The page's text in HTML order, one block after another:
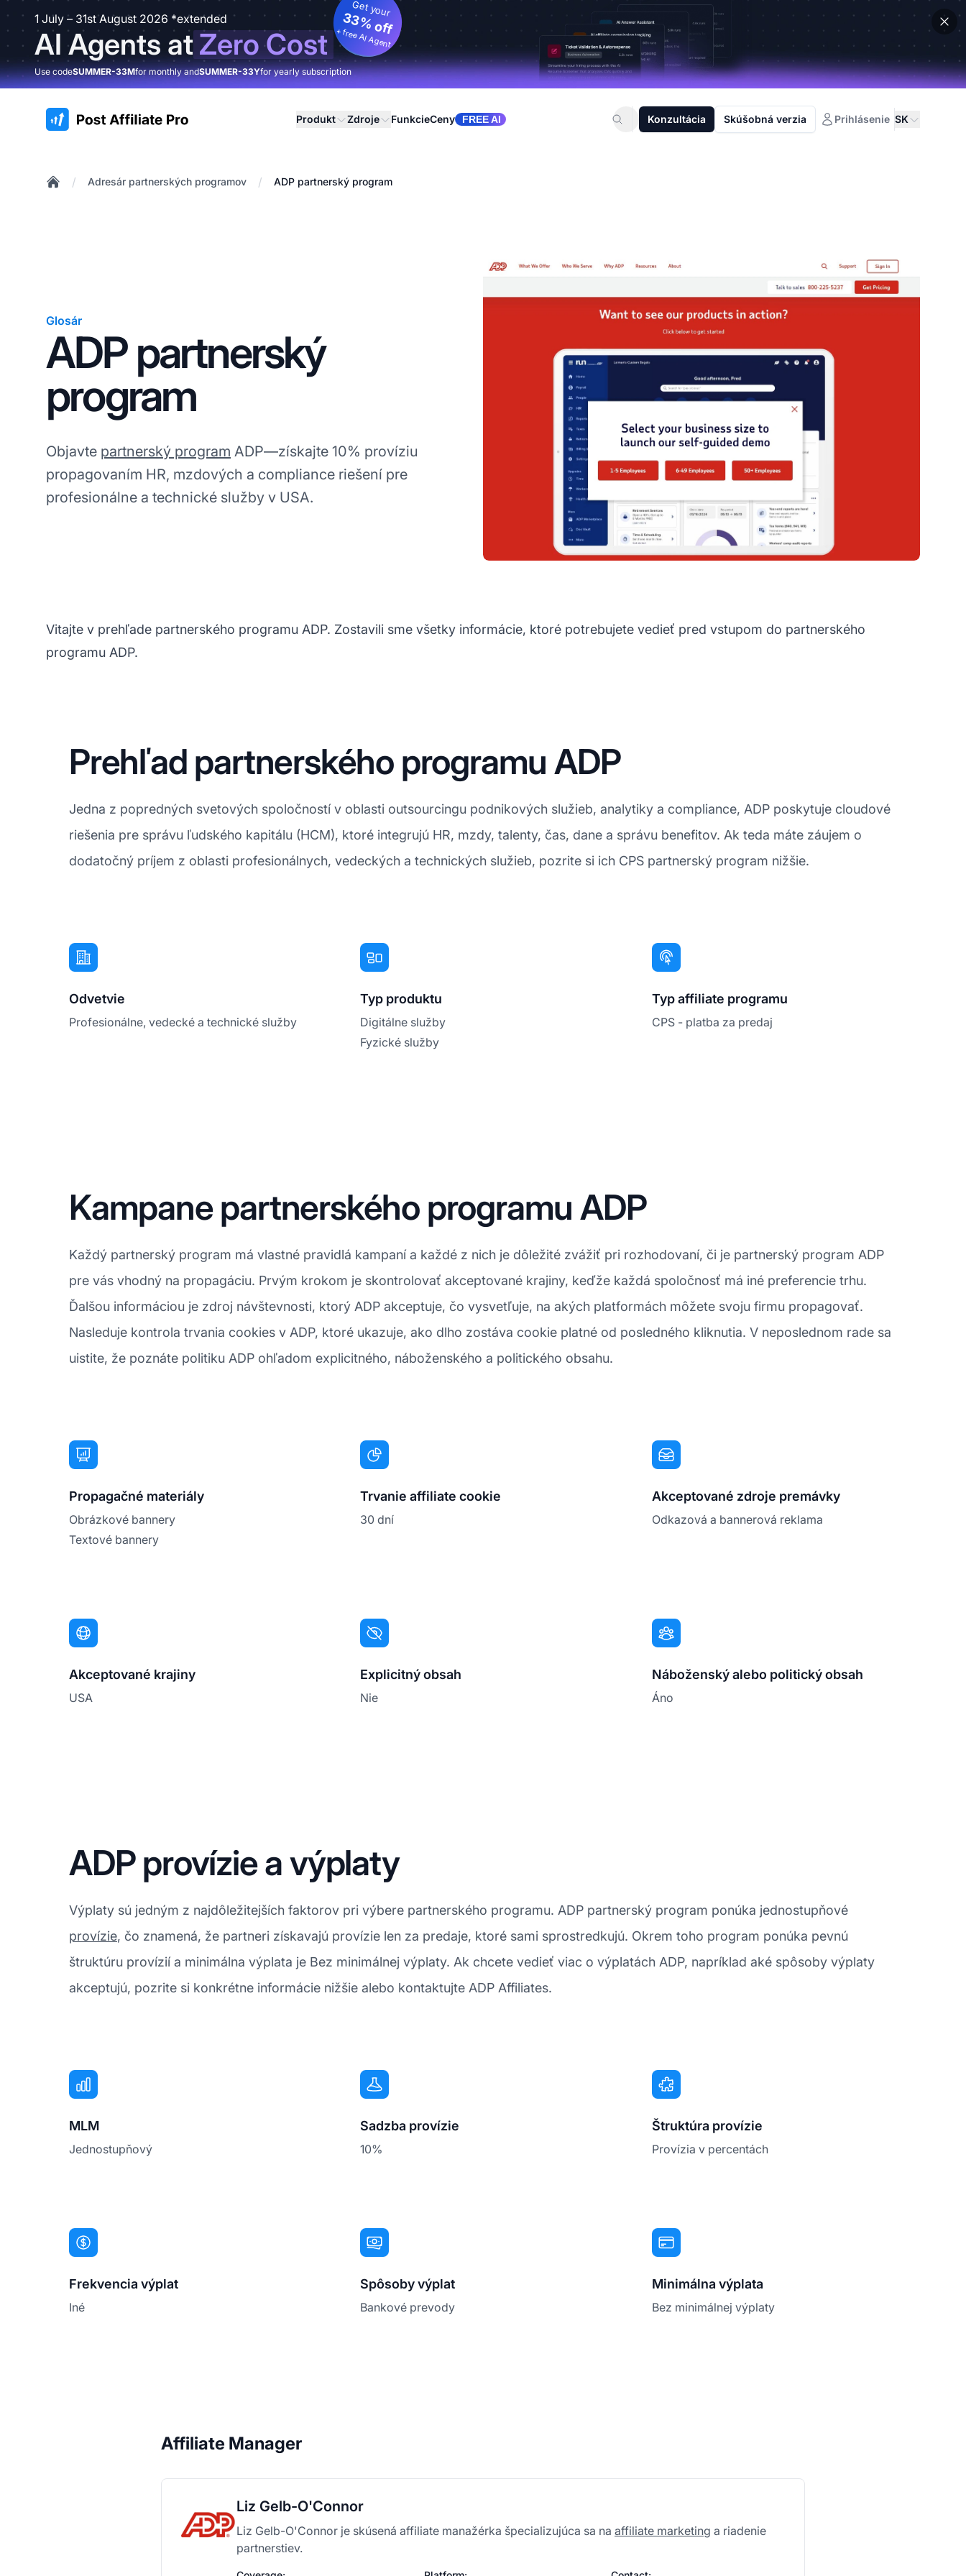
1 July – 31st August 2026 *extended
AI Agents atZero Cost
Get your
33% off
+ free AI Agent
Use codeSUMMER-33Mfor monthly andSUMMER-33Yfor yearly subscription
:site.title Produkt Zdroje FunkcieCeny FREE AI Konzultácia Skúšobná verzia Prihlásenie SK
/ Adresár partnerských programov / ADP partnerský program
Glosár
ADP partnerský
program
Objavte partnerský program ADP—získajte 10% províziu
propagovaním HR, mzdových a compliance riešení pre
profesionálne a technické služby v USA.
Vitajte v prehľade partnerského programu ADP. Zostavili sme všetky informácie, ktoré potrebujete vedieť pred vstupom do partnerského
programu ADP.
Prehľad partnerského programu ADP
Jedna z popredných svetových spoločností v oblasti outsourcingu podnikových služieb, analytiky a compliance, ADP poskytuje cloudové
riešenia pre správu ľudského kapitálu (HCM), ktoré integrujú HR, mzdy, talenty, čas, dane a správu benefitov. Ak teda máte záujem o
dodatočný príjem z oblasti profesionálnych, vedeckých a technických služieb, pozrite si ich CPS partnerský program nižšie.
Odvetvie
Profesionálne, vedecké a technické služby
Typ produktu
Digitálne služby
Fyzické služby
Typ affiliate programu
CPS - platba za predaj
Kampane partnerského programu ADP
Každý partnerský program má vlastné pravidlá kampaní a každé z nich je dôležité zvážiť pri rozhodovaní, či je partnerský program ADP
pre vás vhodný na propagáciu. Prvým krokom je skontrolovať akceptované krajiny, keďže každá spoločnosť má iné preferencie trhu.
Ďalšou informáciou je zdroj návštevnosti, ktorý ADP akceptuje, čo vysvetľuje, na akých platformách môžete svoju firmu propagovať.
Nasleduje kontrola trvania cookies v ADP, ktoré ukazuje, ako dlho zostáva cookie platné od posledného kliknutia. V neposlednom rade sa
uistite, že poznáte politiku ADP ohľadom explicitného, náboženského a politického obsahu.
Propagačné materiály
Obrázkové bannery
Textové bannery
Trvanie affiliate cookie
30 dní
Akceptované zdroje premávky
Odkazová a bannerová reklama
Akceptované krajiny
USA
Explicitný obsah
Nie
Náboženský alebo politický obsah
Áno
ADP provízie a výplaty
Výplaty sú jedným z najdôležitejších faktorov pri výbere partnerského programu. ADP partnerský program ponúka jednostupňové
provízie, čo znamená, že partneri získavajú provízie len za predaje, ktoré sami sprostredkujú. Okrem toho program ponúka pevnú
štruktúru provízií a minimálna výplata je Bez minimálnej výplaty. Ak chcete vedieť viac o výplatách ADP, napríklad aké spôsoby výplaty
akceptujú, pozrite si konkrétne informácie nižšie alebo kontaktujte ADP Affiliates.
MLM
Jednostupňový
Sadzba provízie
10%
Štruktúra provízie
Provízia v percentách
Frekvencia výplat
Iné
Spôsoby výplat
Bankové prevody
Minimálna výplata
Bez minimálnej výplaty
Affiliate Manager
Liz Gelb-O'Connor
Liz Gelb-O'Connor je skúsená affiliate manažérka špecializujúca sa na affiliate marketing a riadenie
partnerstiev.